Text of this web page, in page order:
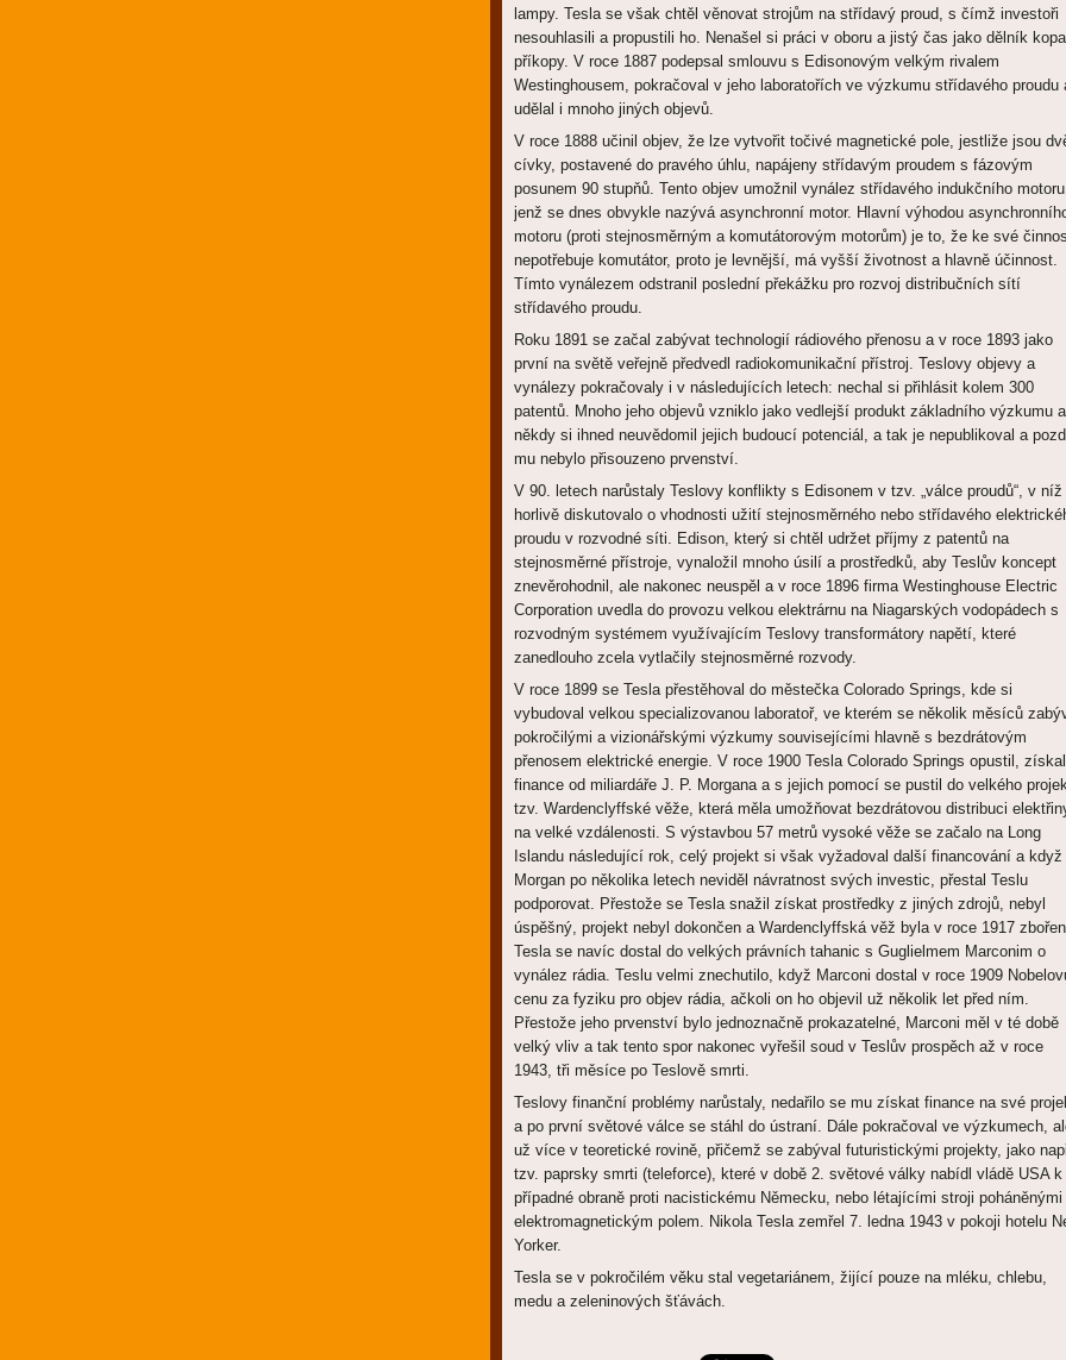
lampy. Tesla se však chtěl věnovat strojům na střídavý proud, s čímž investoři
nesouhlasili a propustili ho. Nenašel si práci v oboru a jistý čas jako dělník kopal
příkopy. V roce 1887 podepsal smlouvu s Edisonovým velkým rivalem
Westinghousem, pokračoval v jeho laboratořích ve výzkumu střídavého proudu
udělal i mnoho jiných objevů.
V roce 1888 učinil objev, že lze vytvořit točivé magnetické pole, jestliže jsou
cívky, postavené do pravého úhlu, napájeny střídavým proudem s fázovým
posunem 90 stupňů. Tento objev umožnil vynález střídavého indukčního
jenž se dnes obvykle nazývá asynchronní motor. Hlavní výhodou
motoru (proti stejnosměrným a komutátorovým motorům) je to, že ke své
nepotřebuje komutátor, proto je levnější, má vyšší životnost a hlavně účinnost.
Tímto vynálezem odstranil poslední překážku pro rozvoj distribučních sítí
střídavého proudu.
Roku 1891 se začal zabývat technologií rádiového přenosu a v roce 1893 jako
první na světě veřejně předvedl radiokomunikační přístroj. Teslovy objevy a
vynálezy pokračovaly i v následujících letech: nechal si přihlásit kolem 300
patentů. Mnoho jeho objevů vzniklo jako vedlejší produkt základního výzkumu a
někdy si ihned neuvědomil jejich budoucí potenciál, a tak je nepublikoval a
mu nebylo přisouzeno prvenství.
V 90. letech narůstaly Teslovy konflikty s Edisonem v tzv. „válce proudů“, v níž
horlivě diskutovalo o vhodnosti užití stejnosměrného nebo střídavého
proudu v rozvodné síti. Edison, který si chtěl udržet příjmy z patentů na
stejnosměrné přístroje, vynaložil mnoho úsilí a prostředků, aby Teslův koncept
znevěrohodnil, ale nakonec neuspěl a v roce 1896 firma Westinghouse Electric
Corporation uvedla do provozu velkou elektrárnu na Niagarských vodopádech s
rozvodným systémem využívajícím Teslovy transformátory napětí, které
zanedlouho zcela vytlačily stejnosměrné rozvody.
V roce 1899 se Tesla přestěhoval do městečka Colorado Springs, kde si
vybudoval velkou specializovanou laboratoř, ve kterém se několik měsíců
pokročilými a vizionářskými výzkumy souvisejícími hlavně s bezdrátovým
přenosem elektrické energie. V roce 1900 Tesla Colorado Springs opustil, získal
finance od miliardáře J. P. Morgana a s jejich pomocí se pustil do velkého
tzv. Wardenclyffské věže, která měla umožňovat bezdrátovou distribuci
na velké vzdálenosti. S výstavbou 57 metrů vysoké věže se začalo na Long
Islandu následující rok, celý projekt si však vyžadoval další financování a když
Morgan po několika letech neviděl návratnost svých investic, přestal Teslu
podporovat. Přestože se Tesla snažil získat prostředky z jiných zdrojů, nebyl
úspěšný, projekt nebyl dokončen a Wardenclyffská věž byla v roce 1917
Tesla se navíc dostal do velkých právních tahanic s Guglielmem Marconim o
vynález rádia. Teslu velmi znechutilo, když Marconi dostal v roce 1909
cenu za fyziku pro objev rádia, ačkoli on ho objevil už několik let před ním.
Přestože jeho prvenství bylo jednoznačně prokazatelné, Marconi měl v té době
velký vliv a tak tento spor nakonec vyřešil soud v Teslův prospěch až v roce
1943, tři měsíce po Teslově smrti.
Teslovy finanční problémy narůstaly, nedařilo se mu získat finance na své
a po první světové válce se stáhl do ústraní. Dále pokračoval ve výzkumech,
už více v teoretické rovině, přičemž se zabýval futuristickými projekty, jako
tzv. paprsky smrti (teleforce), které v době 2. světové války nabídl vládě USA k
případné obraně proti nacistickému Německu, nebo létajícími stroji poháněnými
elektromagnetickým polem. Nikola Tesla zemřel 7. ledna 1943 v pokoji hotelu
Yorker.
Tesla se v pokročilém věku stal vegetariánem, žijící pouze na mléku, chlebu,
medu a zeleninových šťávách.